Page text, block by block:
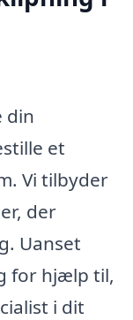
din
et
Vi tilbyder
der
Uanset
for hjælp til,
i dit